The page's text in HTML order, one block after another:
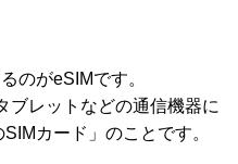
のがeSIMです。
ブレットなどの通信機器に
カード」のことです。